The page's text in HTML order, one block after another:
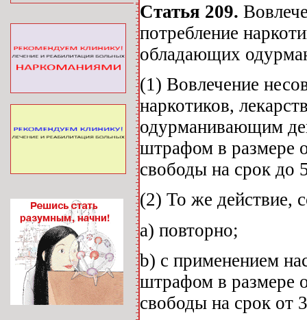
Статья 209.
потребление
обладающих
(1) Вовлечение
наркотиков,
одурманивающим
штрафом в размере
свободы на срок до
(2) То же действие,
а) повторно;
b) с применением
штрафом в размере
свободы на срок от